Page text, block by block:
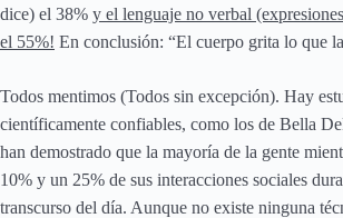
dice) el 38% y el lenguaje no verbal
el 55%! En conclusión: “El cuerpo grita lo que
Todos mentimos (Todos sin excepción). Hay
científicamente confiables, como los de Bella
han demostrado que la mayoría de la gente
10% y un 25% de sus interacciones sociales
transcurso del día. Aunque no existe ninguna